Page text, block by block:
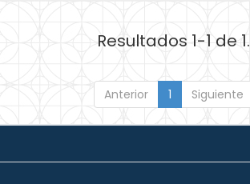
Resultados 1-1 de 1.
Anterior 1 Siguiente